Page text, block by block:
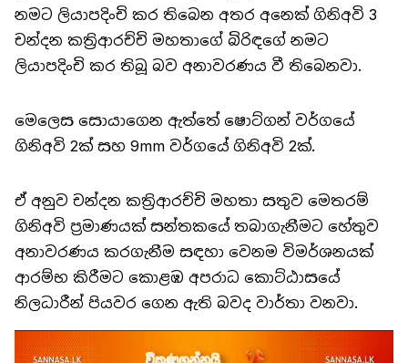
නමට ලියාපදිංචි කර තිබෙන අතර අනෙක් ගිනිඅවි 3
චන්දන කත්‍රිආරච්චි මහතාගේ බිරිඳගේ නමට
ලියාපදිංචි කර තිබූ බව අනාවරණය වී තිබෙනවා.
මෙලෙස සොයාගෙන ඇත්තේ ෂොට්ගන් වර්ගයේ
ගිනිඅවි 2ක් සහ 9mm වර්ගයේ ගිනිඅවි 2ක්.
ඒ අනුව චන්දන කත්‍රිආරච්චි මහතා සතුව මෙතරම්
ගිනිඅවි ප්‍රමාණයක් සන්තකයේ තබාගැනීමට හේතුව
අනාවරණය කරගැනීම සඳහා වෙනම විමර්ශනයක්
ආරම්භ කිරීමට කොළඹ අපරාධ කොට්ඨාසයේ
නිලධාරීන් පියවර ගෙන ඇති බවද වාර්තා වනවා.